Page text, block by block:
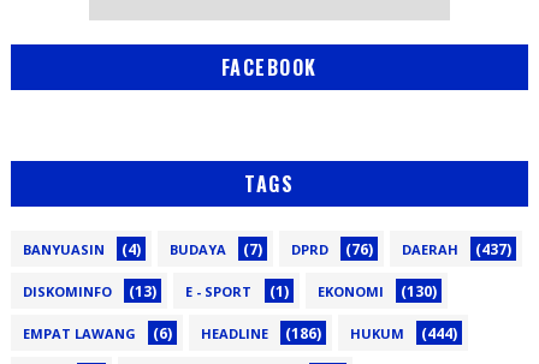
FACEBOOK
TAGS
BANYUASIN (4) BUDAYA (7) DPRD (76) DAERAH (437)
DISKOMINFO (13) E - SPORT (1) EKONOMI (130)
EMPAT LAWANG (6) HEADLINE (186) HUKUM (444)